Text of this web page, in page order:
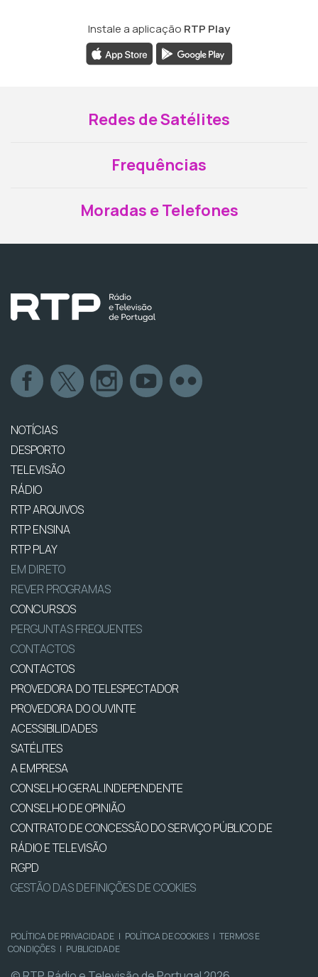
Instale a aplicação RTP Play
Redes de Satélites
Frequências
Moradas e Telefones
NOTÍCIAS
DESPORTO
TELEVISÃO
RÁDIO
RTP ARQUIVOS
RTP ENSINA
RTP PLAY
EM DIRETO
REVER PROGRAMAS
CONCURSOS
PERGUNTAS FREQUENTES
CONTACTOS
CONTACTOS
PROVEDORA DO TELESPECTADOR
PROVEDORA DO OUVINTE
ACESSIBILIDADES
SATÉLITES
A EMPRESA
CONSELHO GERAL INDEPENDENTE
CONSELHO DE OPINIÃO
CONTRATO DE CONCESSÃO DO SERVIÇO PÚBLICO DE
RÁDIO E TELEVISÃO
RGPD
GESTÃO DAS DEFINIÇÕES DE COOKIES
POLÍTICA DE PRIVACIDADE | POLÍTICA DE COOKIES | TERMOS E
CONDIÇÕES | PUBLICIDADE